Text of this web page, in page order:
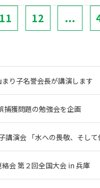
11 12 ...
り子名誉会長が講演します
捕獲問題の勉強会を企画
演会 「水への畏敬、そして
会 第２回全国大会 in 兵庫